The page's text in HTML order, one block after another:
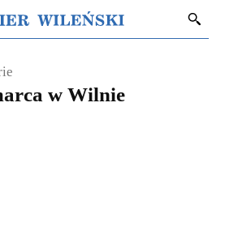
w Wilnie